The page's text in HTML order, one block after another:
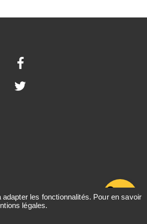
Facebook
Twitter
les fonctionnalités. Pour en savoir
légales.